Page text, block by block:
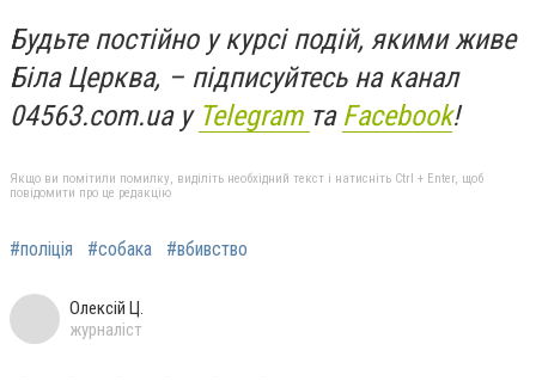
Будьте постійно у курсі подій, якими живе
Біла Церква, – підписуйтесь на канал
04563.com.ua у Telegram та Facebook!
Якщо ви помітили помилку, виділіть необхідний текст і натисніть Ctrl + Enter, щоб
повідомити про це редакцію
#поліція #собака #вбивство
Олексій Ц.
журналіст